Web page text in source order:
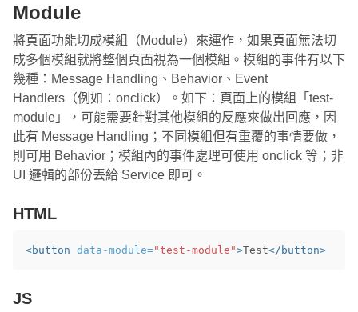
Module
將頁面功能切成模組（Module）來運作，如果頁面無法切
成多個模組就將整個頁面視為一個模組。模組的事件有以下
幾種：Message Handling、Behavior、Event
Handlers（例如：onclick）。如下：頁面上的模組「test-
module」，可能需要針對其他模組的反應來做出回應，因
此有 Message Handling；不同模組但有重覆的事情要做，
則可用 Behavior；模組內的事件處理可使用 onclick 等；非
UI 邏輯的部份丟給 Service 即可。
HTML
<button data-module="test-module">Test</button>
JS